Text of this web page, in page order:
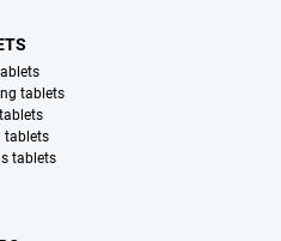
tablets
tablets
tablets